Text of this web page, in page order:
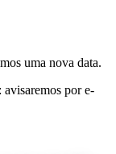
uma nova data.
avisaremos por e-